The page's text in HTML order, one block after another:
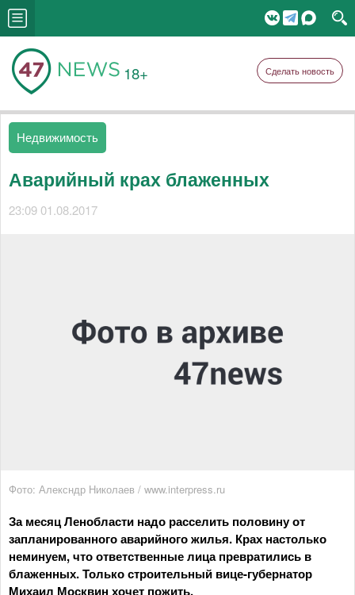
18+ Сделать новость
Недвижимость
Аварийный крах блаженных
23:09 01.08.2017
Фото: Алексндр Николаев / www.interpress.ru
За месяц Ленобласти надо расселить половину от
запланированного аварийного жилья. Крах настолько
неминуем, что ответственные лица превратились в
блаженных. Только строительный вице-губернатор
Михаил Москвин хочет пожить.